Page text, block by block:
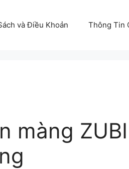
và Điều Khoản Thông Tin
màng